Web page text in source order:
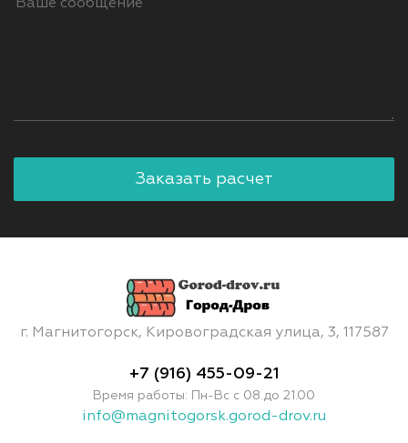
г. Магнитогорск, Кировоградская улица, 3, 117587
+7 (916) 455-09-21
Время работы: Пн-Вс с 08.до 21.00
info@magnitogorsk.gorod-drov.ru